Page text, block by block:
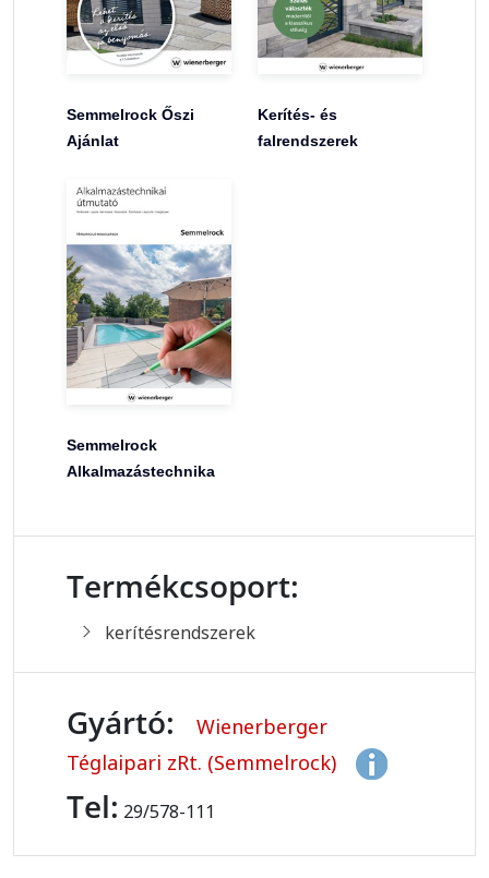
Semmelrock Őszi
Ajánlat
Kerítés- és
falrendszerek
Semmelrock
Alkalmazástechnika
Termékcsoport:
kerítésrendszerek
Gyártó:
Wienerberger
Téglaipari zRt. (Semmelrock)
Tel: 29/578-111